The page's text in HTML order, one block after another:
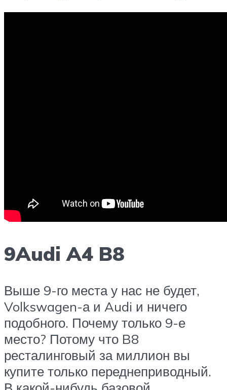
9Audi A4 B8
Выше 9-го места у нас не будет,
Volkswagen-а и Audi и ничего
подобного. Почему только 9-е
место? Потому что B8
ресталинговый за миллион вы
купите только переднеприводный.